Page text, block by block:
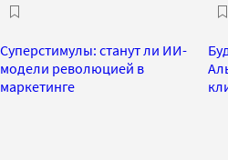
Суперстимулы: станут ли ИИ-
модели революцией в
маркетинге